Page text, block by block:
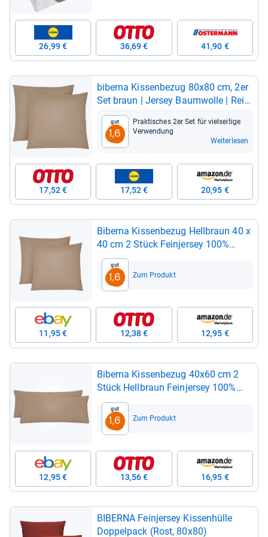
26,99 € 36,69 € 41,90 €
biberna Kis­sen­be­zug 80x80 cm, 2er
Set braun | Jer­sey Baum­wolle | Reiß­
ver­schluss | weich & bügel­leicht
Gut
1,6
Prak­ti­sches 2er Set für viel­sei­tige
Ver­wen­dung
Weiterlesen
17,52 € 17,52 € 20,95 €
Biberna Kis­sen­be­zug Hell­braun 40 x
40 cm 2 Stück Fein­jer­sey 100%
Baum­wolle
Gut
1,6 Zum Produkt
11,95 € 12,38 € 12,95 €
Biberna Kis­sen­be­zug 40x60 cm 2
Stück Hell­braun Fein­jer­sey 100%
Baum­wolle
Gut
1,6 Zum Produkt
12,95 € 13,56 € 16,95 €
BIBERNA Fein­jer­sey Kis­sen­hülle
Dop­pel­pack (Rost, 80x80)